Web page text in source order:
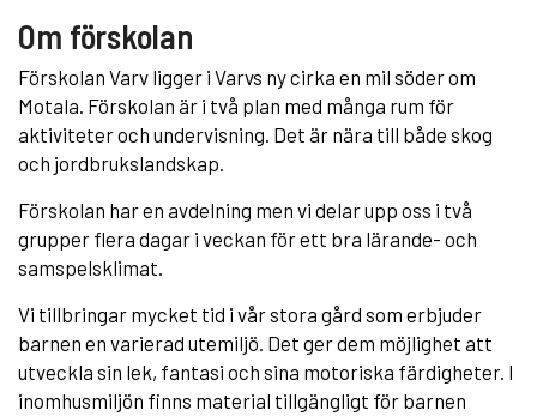
Om förskolan
Förskolan Varv ligger i Varvs ny cirka en mil söder om
Motala. Förskolan är i två plan med många rum för
aktiviteter och undervisning. Det är nära till både skog
och jordbrukslandskap.
Förskolan har en avdelning men vi delar upp oss i två
grupper flera dagar i veckan för ett bra lärande- och
samspelsklimat.
Vi tillbringar mycket tid i vår stora gård som erbjuder
barnen en varierad utemiljö. Det ger dem möjlighet att
utveckla sin lek, fantasi och sina motoriska färdigheter. I
inomhusmiljön finns material tillgängligt för barnen